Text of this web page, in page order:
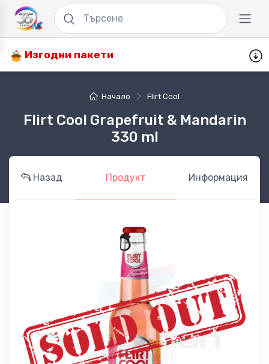
Изгодни пакети
Начало Flirt Cool
Flirt Cool Grapefruit & Mandarin
330 ml
Назад Продукт Информация